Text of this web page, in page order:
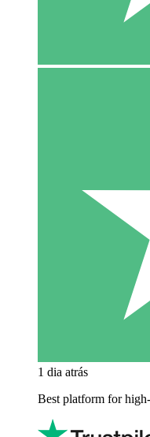
1 dia atrás
Best platform for